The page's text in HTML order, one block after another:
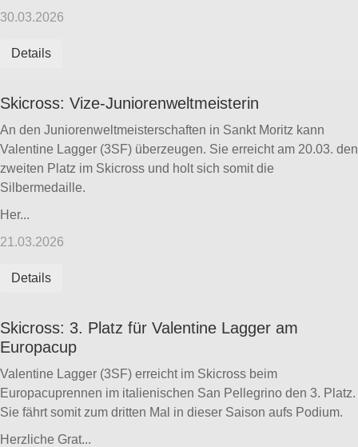
30.03.2026
Details
Skicross: Vize-Juniorenweltmeisterin
An den Juniorenweltmeisterschaften in Sankt Moritz kann
Valentine Lagger (3SF) überzeugen. Sie erreicht am 20.03. den
zweiten Platz im Skicross und holt sich somit die
Silbermedaille.
Her...
21.03.2026
Details
Skicross: 3. Platz für Valentine Lagger am
Europacup
Valentine Lagger (3SF) erreicht im Skicross beim
Europacuprennen im italienischen San Pellegrino den 3. Platz.
Sie fährt somit zum dritten Mal in dieser Saison aufs Podium.
Herzliche Grat...